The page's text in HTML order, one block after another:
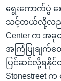
ရွေးကောက်ပွဲ
သင့်တယ်လို့လည်း
Center က အ
အကြံပြုချက်တွ
ပြင်ဆင်လို့ရနို
Stonestreet